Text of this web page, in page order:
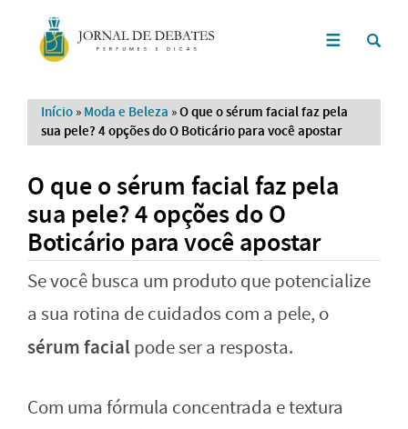
Início » Moda e Beleza »O que o sérum facial faz pela
sua pele? 4 opções do O Boticário para você apostar
O que o sérum facial faz pela
sua pele? 4 opções do O
Boticário para você apostar
Se você busca um produto que potencialize
a sua rotina de cuidados com a pele, o
sérum facial pode ser a resposta.
Com uma fórmula concentrada e textura